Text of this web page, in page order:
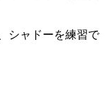
シャドーを練習で